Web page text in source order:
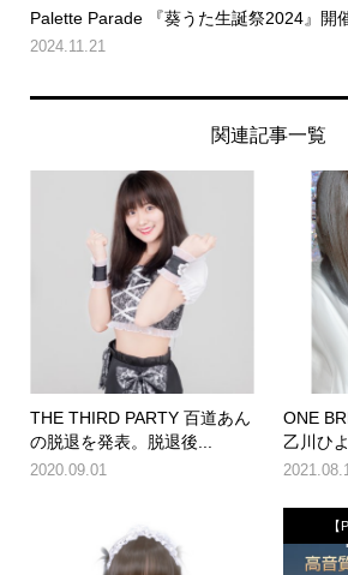
Palette Parade 『葵うた生誕祭2024』開
2024.11.21
関連記事一覧
THE THIRD PARTY 百道あん
の脱退を発表。脱退後...
2020.09.01
ONE
乙川ひ
【